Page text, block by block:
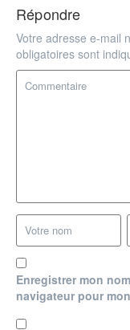
Répondre
Votre adresse e-mail
obligatoires sont
Enregistrer mon
navigateur pour